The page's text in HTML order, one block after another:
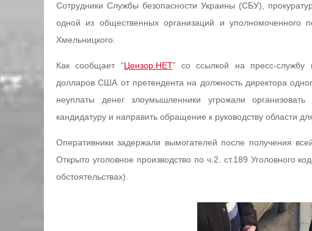
Сотрудники Службы безопасности Украины (СБУ),
одной из общественных организаций и уполномоченного
Хмельницкого.
Как сообщает “Цензор.НЕТ” со ссылкой на пресс-службу
долларов США от претендента на должность директора
неуплаты денег злоумышленники угрожали
кандидатуру и направить обращение к руководству области
Оперативники задержали вымогателей после получения
Открыто уголовное производство по ч.2. ст.189 Уголовного
обстоятельствах).